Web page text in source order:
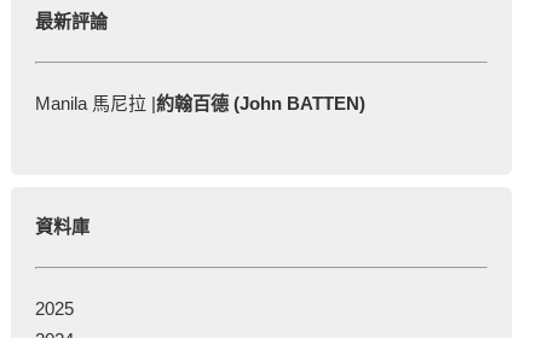
最新評論
Manila 馬尼拉 |約翰百德 (John BATTEN)
資料庫
2025